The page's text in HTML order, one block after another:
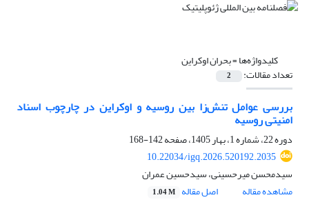
کلیدواژه‌ها =بحران اوکراین
تعداد مقالات: 2
بررسی عوامل تنش‌زا بین روسیه و اوکراین در چارچوب اسناد
امنیتی روسیه
دوره 22، شماره 1، بهار 1405، صفحه
142-168
10.22034/igq.2026.520192.2035
سیدمحسن میرحسینی، سیدحسین عمران
مشاهده مقاله
اصل مقاله 1.04 M